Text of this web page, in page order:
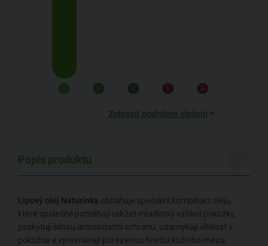
Zobrazit podrobné složení >
Popis produktu
Lipový olej Naturinka obsahuje speciální kombinaci olejů,
které společně pomáhají udržet mladistvý vzhled pokožky,
poskytují silnou antioxidační ochranu, uzamykají vlhkost v
pokožce a vyrovnávají přirozenou tvorbu kožního mazu.